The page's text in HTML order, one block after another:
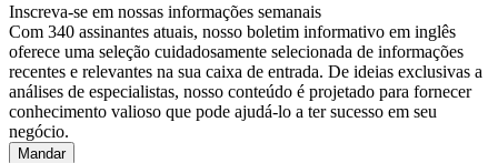
Inscreva-se em nossas informações semanais
Com 340 assinantes atuais, nosso boletim informativo em inglês
oferece uma seleção cuidadosamente selecionada de informações
recentes e relevantes na sua caixa de entrada. De ideias exclusivas a
análises de especialistas, nosso conteúdo é projetado para fornecer
conhecimento valioso que pode ajudá-lo a ter sucesso em seu
negócio.